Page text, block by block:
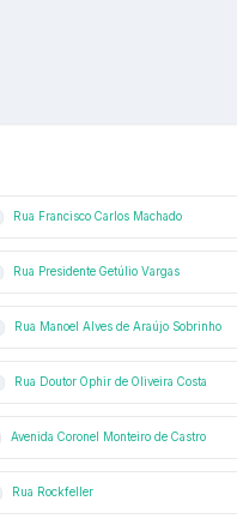
Rua Francisco Carlos Machado
Rua Presidente Getúlio Vargas
Rua Manoel Alves de Araújo Sobrinho
Rua Doutor Ophir de Oliveira Costa
Avenida Coronel Monteiro de Castro
Rua Rockfeller